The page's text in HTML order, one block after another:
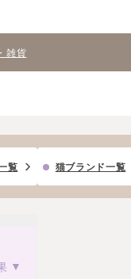
雑貨
覧 猫ブランド一覧